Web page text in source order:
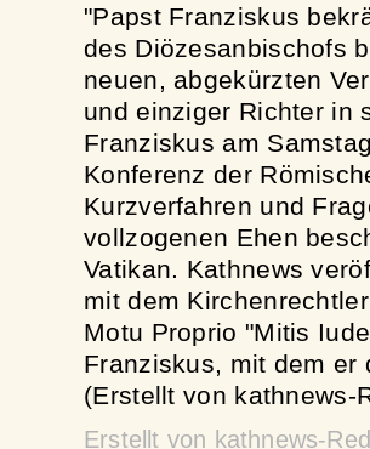
"Papst Franziskus
des Diözesanbischofs
neuen, abgekürzten
und einziger Richter in
Franziskus am
Konferenz der
Kurzverfahren und
vollzogenen Ehen
Vatikan. Kathnews
mit dem
Motu Proprio "Mitis
Franziskus, mit dem er
(Erstellt von kathnews-
Erstellt von kathnews-